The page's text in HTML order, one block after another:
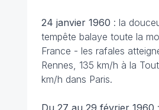
24 janvier 1960 : la
tempête balaye toute la
France - les rafales
Rennes, 135 km/h à la
km/h dans Paris.
Du 27 au 29 février 1960